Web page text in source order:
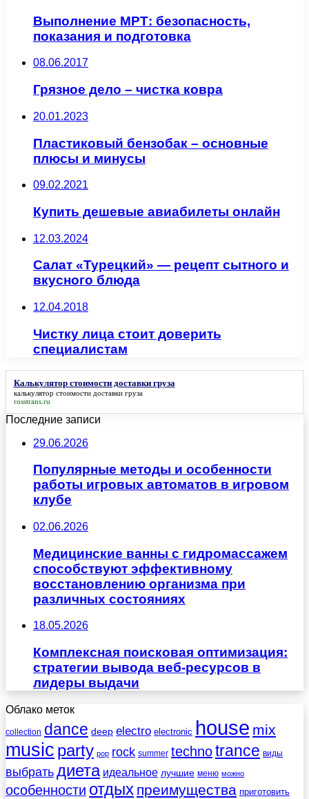
Выполнение МРТ: безопасность,
показания и подготовка
08.06.2017
Грязное дело – чистка ковра
20.01.2023
Пластиковый бензобак – основные
плюсы и минусы
09.02.2021
Купить дешевые авиабилеты онлайн
12.03.2024
Салат «Турецкий» — рецепт сытного и
вкусного блюда
12.04.2018
Чистку лица стоит доверить
специалистам
Калькулятор стоимости доставки груза
калькулятор стоимости доставки груза
rosstrans.ru
Последние записи
29.06.2026
Популярные методы и особенности
работы игровых автоматов в игровом
клубе
02.06.2026
Медицинские ванны с гидромассажем
способствуют эффективному
восстановлению организма при
различных состояниях
18.05.2026
Комплексная поисковая оптимизация:
стратегии вывода веб-ресурсов в
лидеры выдачи
Облако меток
collection dance deep electro electronic house mix
music party pop rock summer technotrance виды
выбратьдиета идеальное лучшие меню можно
особенности отдых преимущества приготовить